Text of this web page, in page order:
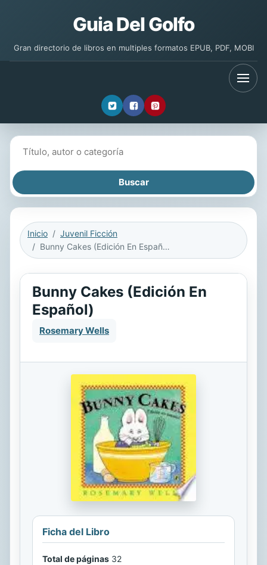
Guia Del Golfo
Gran directorio de libros en multiples formatos EPUB, PDF, MOBI
Inicio
Juvenil Ficción
Bunny Cakes (Edición En Español)
Bunny Cakes (Edición En
Español)
Rosemary Wells
Ficha del Libro
Total de páginas 32